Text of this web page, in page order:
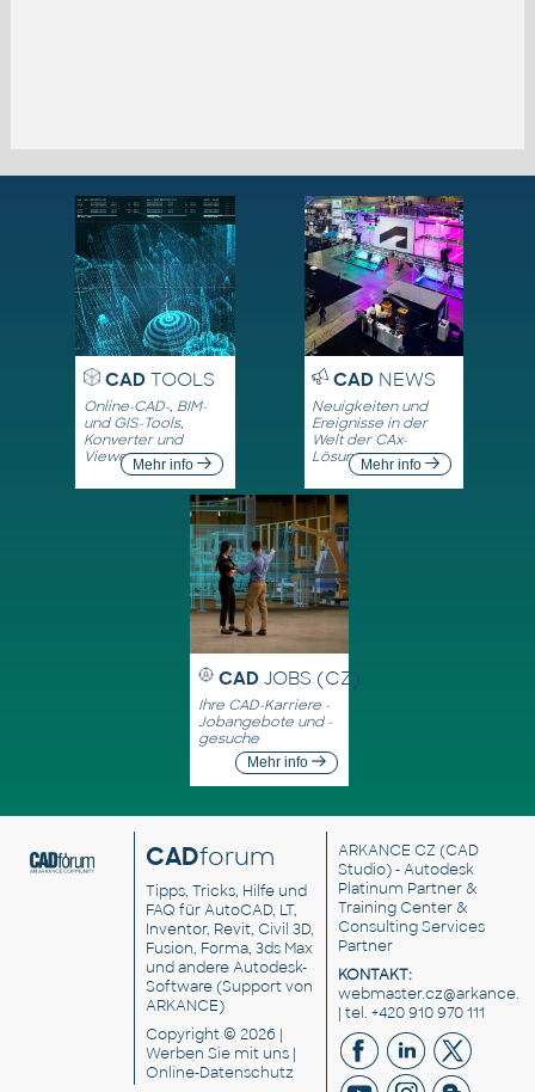
CADTOOLS
Online-CAD-, BIM-
und GIS-Tools,
Konverter und
ViewerMehr info
CADNEWS
Neuigkeiten und
Ereignisse in der
Welt der CAx-
LösungenMehr info
CAD JOBS (CZ)
Ihre CAD-Karriere -
Jobangebote und -
gesuche
Mehr info
CADforum
Tipps, Tricks, Hilfe und
FAQ für AutoCAD, LT,
Inventor, Revit, Civil 3D,
Fusion, Forma, 3ds Max
und andere Autodesk-
Software (Support von
ARKANCE)
Copyright © 2026 |
Werben Siemit uns |
Online-Datenschutz
ARKANCE CZ (CAD
Studio) - Autodesk
Platinum Partner &
Training Center &
Consulting Services
Partner
KONTAKT:
| tel. +420 910 970 111